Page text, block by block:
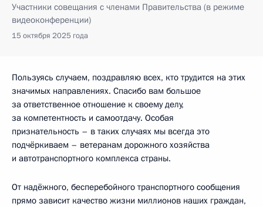
Участники совещания с членами Правительства (в режиме
видеоконференции)
15 октября 2025 года
Пользуясь случаем, поздравляю всех, кто трудится на этих
значимых направлениях. Спасибо вам большое
за ответственное отношение к своему делу,
за компетентность и самоотдачу. Особая
признательность – в таких случаях мы всегда это
подчёркиваем – ветеранам дорожного хозяйства
и автотранспортного комплекса страны.
От надёжного, бесперебойного транспортного сообщения
прямо зависит качество жизни миллионов наших граждан,